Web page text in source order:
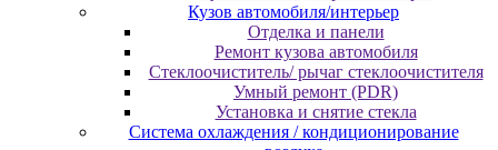
Кузов автомобиля/интерьер
Отделка и панели
Ремонт кузова автомобиля
Стеклоочиститель/ рычаг стеклоочистителя
Умный ремонт (PDR)
Установка и снятие стекла
Система охлаждения / кондиционирование